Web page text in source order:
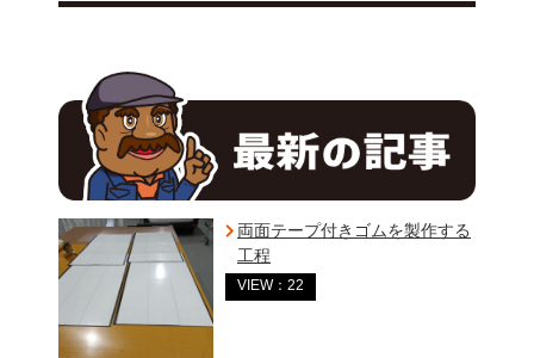
両面テープ付きゴムを製作する
工程
VIEW：22